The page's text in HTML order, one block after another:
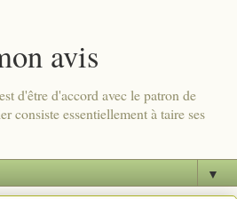
avis
d'être d'accord avec le patron de
consiste essentiellement à taire ses
▼